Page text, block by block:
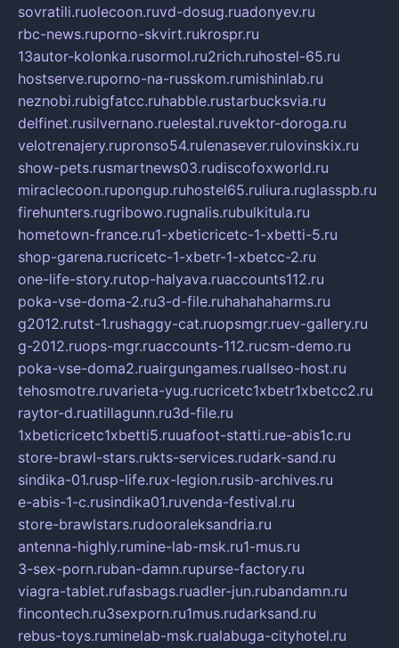
sovratili.ruolecoon.ruvd-dosug.ruadonyev.ru
rbc-news.ruporno-skvirt.rukrospr.ru
13autor-kolonka.rusormol.ru2rich.ruhostel-65.ru
hostserve.ruporno-na-russkom.rumishinlab.ru
neznobi.rubigfatcc.ruhabble.rustarbucksvia.ru
delfinet.rusilvernano.ruelestal.ruvektor-doroga.ru
velotrenajery.rupronso54.rulenasever.rulovinskix.ru
show-pets.rusmartnews03.rudiscofoxworld.ru
miraclecoon.rupongup.ruhostel65.ruliura.ruglasspb.ru
firehunters.rugribowo.rugnalis.rubulkitula.ru
hometown-france.ru1-xbeticricetc-1-xbetti-5.ru
shop-garena.rucricetc-1-xbetr-1-xbetcc-2.ru
one-life-story.rutop-halyava.ruaccounts112.ru
poka-vse-doma-2.ru3-d-file.ruhahahaharms.ru
g2012.rutst-1.rushaggy-cat.ruopsmgr.ruev-gallery.ru
g-2012.ruops-mgr.ruaccounts-112.rucsm-demo.ru
poka-vse-doma2.ruairgungames.ruallseo-host.ru
tehosmotre.ruvarieta-yug.rucricetc1xbetr1xbetcc2.ru
raytor-d.ruatillagunn.ru3d-file.ru
1xbeticricetc1xbetti5.ruuafoot-statti.rue-abis1c.ru
store-brawl-stars.rukts-services.rudark-sand.ru
sindika-01.rusp-life.rux-legion.rusib-archives.ru
e-abis-1-c.rusindika01.ruvenda-festival.ru
store-brawlstars.rudooraleksandria.ru
antenna-highly.rumine-lab-msk.ru1-mus.ru
3-sex-porn.ruban-damn.rupurse-factory.ru
viagra-tablet.rufasbags.ruadler-jun.rubandamn.ru
fincontech.ru3sexporn.ru1mus.rudarksand.ru
rebus-toys.ruminelab-msk.rualabuga-cityhotel.ru